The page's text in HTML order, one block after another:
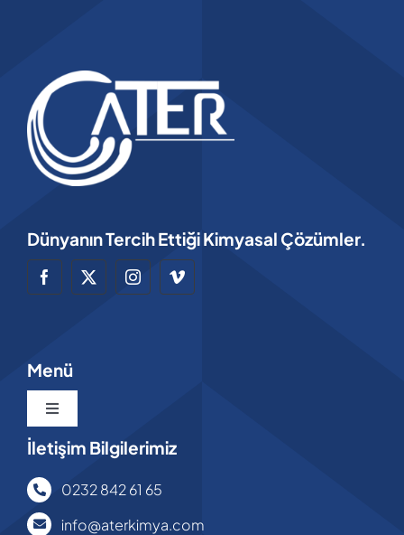
Dünyanın Tercih Ettiği Kimyasal Çözümler.
Menü
Toggle
Navigation
Anasayfa
Hakkımızda
İletişim Bilgilerimiz
0232 842 61 65
info@aterkimya.com